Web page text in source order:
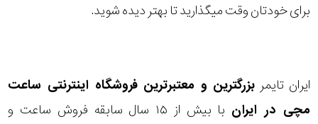
برای خودتان وقت میگذارید تا بهتر دیده شوید.
ایران تایمر بزرگترین و معتبرترین فروشگاه اینترنتی ساعت
مچی در ایران
با بیش از ۱۵ سال سابقه فروش ساعت و